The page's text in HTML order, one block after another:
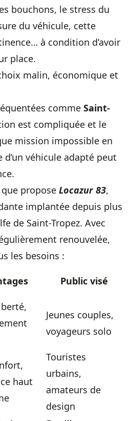
bouchons, le stress du
du véhicule, cette
à condition d’avoir
place.
malin, économique et
comme Saint-
est compliquée et le
mission impossible en
véhicule adapté peut
que propose Locazur 83,
implantée depuis plus
de Saint-Tropez. Avec
renouvelée,
les besoins :
Public visé
Jeunes couples,
voyageurs solo
haut
Touristes
urbains,
amateurs de
design